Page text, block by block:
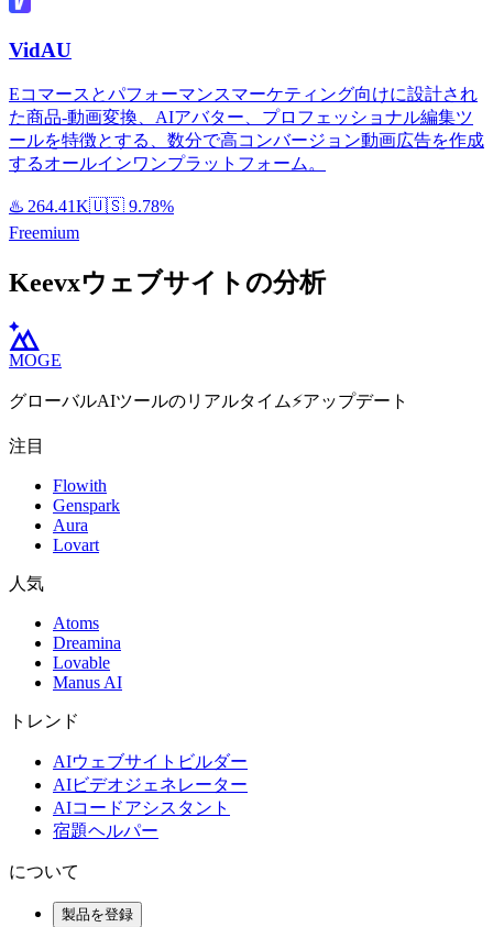
VidAU
Eコマースとパフォーマンスマーケティング向けに設計され
た商品-動画変換、AIアバター、プロフェッショナル編集ツ
ールを特徴とする、数分で高コンバージョン動画広告を作成
するオールインワンプラットフォーム。
♨️ 264.41K🇺🇸 9.78%
Freemium
Keevxウェブサイトの分析
MOGE
グローバルAIツールのリアルタイム⚡️アップデート
注目
Flowith
Genspark
Aura
Lovart
人気
Atoms
Dreamina
Lovable
Manus AI
トレンド
AIウェブサイトビルダー
AIビデオジェネレーター
AIコードアシスタント
宿題ヘルパー
について
製品を登録